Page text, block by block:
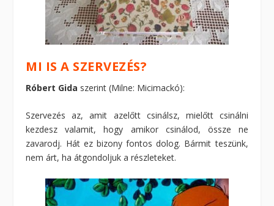
MI IS A SZERVEZÉS?
Róbert Gida szerint (Milne: Micimackó):
Szervezés az, amit azelőtt csinálsz, mielőtt csinálni
kezdesz valamit, hogy amikor csinálod, össze ne
zavarodj. Hát ez bizony fontos dolog. Bármit teszünk,
nem árt, ha átgondoljuk a részleteket.